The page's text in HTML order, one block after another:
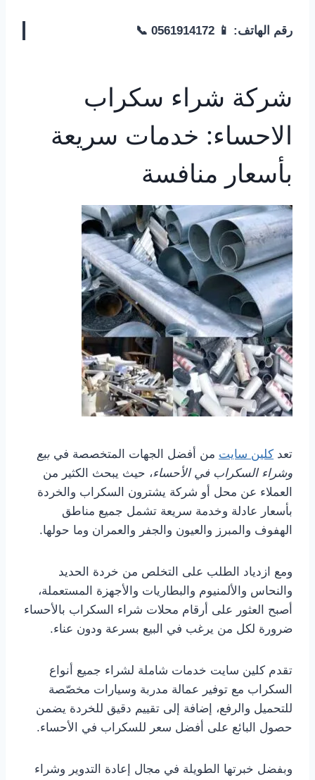
رقم الهاتف: 📱 0561914172 📞
شركة شراء سكراب
الاحساء: خدمات سريعة
بأسعار منافسة
تعد كلين سايت من أفضل الجهات المتخصصة في بيع
وشراء السكراب في الأحساء، حيث يبحث الكثير من
العملاء عن محل أو شركة يشترون السكراب والخردة
بأسعار عادلة وخدمة سريعة تشمل جميع مناطق
الهفوف والمبرز والعيون والجفر والعمران وما حولها.
ومع ازدياد الطلب على التخلص من خردة الحديد
والنحاس والألمنيوم والبطاريات والأجهزة المستعملة،
أصبح العثور على أرقام محلات شراء السكراب بالأحساء
ضرورة لكل من يرغب في البيع بسرعة ودون عناء.
تقدم كلين سايت خدمات شاملة لشراء جميع أنواع
السكراب مع توفير عمالة مدربة وسيارات مخصّصة
للتحميل والرفع، إضافة إلى تقييم دقيق للخردة يضمن
حصول البائع على أفضل سعر للسكراب في الأحساء.
وبفضل خبرتها الطويلة في مجال إعادة التدوير وشراء